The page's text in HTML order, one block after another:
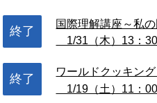
終了
国際理解講座～私
1/31（木）13：
終了
ワールドクッキン
1/19（土）11：